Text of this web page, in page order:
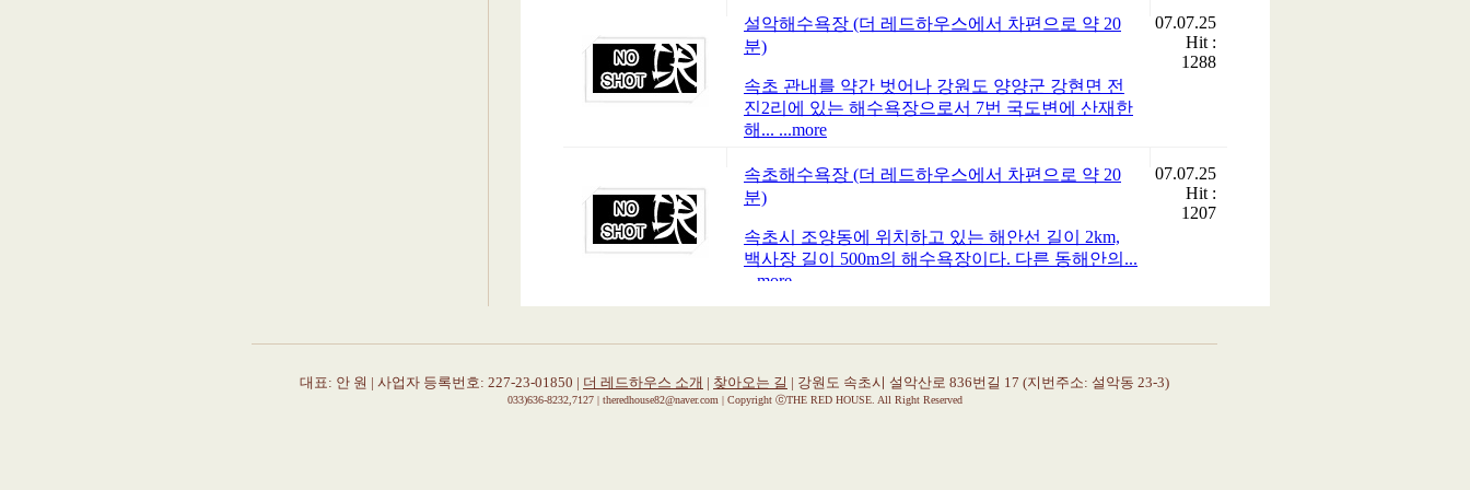
대표: 안 원 | 사업자 등록번호: 227-23-01850 | 더 레드하우스 소개 | 찾아오는 길 | 강원도 속초시 설악산로 836번길 17 (지번주소: 설악동 23-3)
033)636-8232,7127 | theredhouse82@naver.com | Copyright ⓒTHE RED HOUSE. All Right Reserved